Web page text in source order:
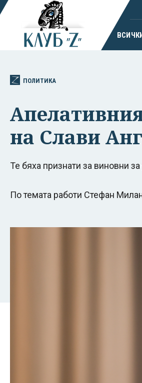
ПОЛИТИКА
на Слави
Те бяха признати за виновни
По темата работи Стефан